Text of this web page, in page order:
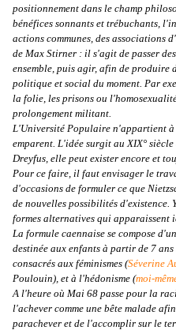
positionnement dans le champ
bénéfices sonnants et trébuchants,
actions communes, des associations
de Max Stirner : il s'agit de passer
ensemble, puis agir, afin de produire
politique et social du moment. Par
la folie, les prisons ou
prolongement militant.
L'Université Populaire n'appartient à
emparent. L'idée surgit au XIX°
Dreyfus, elle peut exister encore et
Pour ce faire, il faut envisager le
d'occasions de formuler ce que
de nouvelles possibilités
formes alternatives qui apparaissent
La formule caennaise se compose
destinée aux enfants à partir de 7 ans
consacrés aux féminismes (Séverine
Poulouin), et à l'hédonisme (moi-
A l'heure où Mai 68 passe pour la
l'achever comme une bête malade
parachever et de l'accomplir sur le